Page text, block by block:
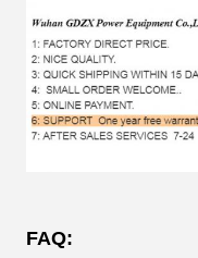
FAQ: